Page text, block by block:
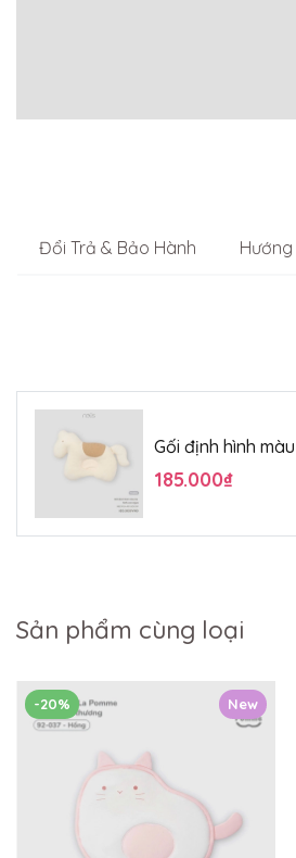
Đổi Trả & Bảo Hành Hướng
Gối định hình
185.000₫
Sản phẩm cùng loại
New
-20%